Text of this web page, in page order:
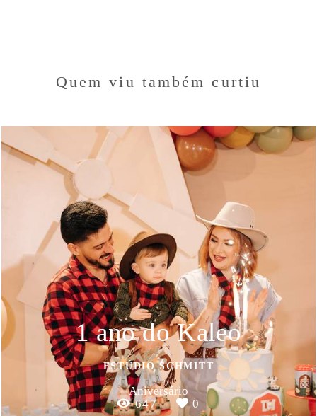
Quem viu também curtiu
1 ano do Kaleo
ESTÚDIO SCHMITT
Aniversário
647
0